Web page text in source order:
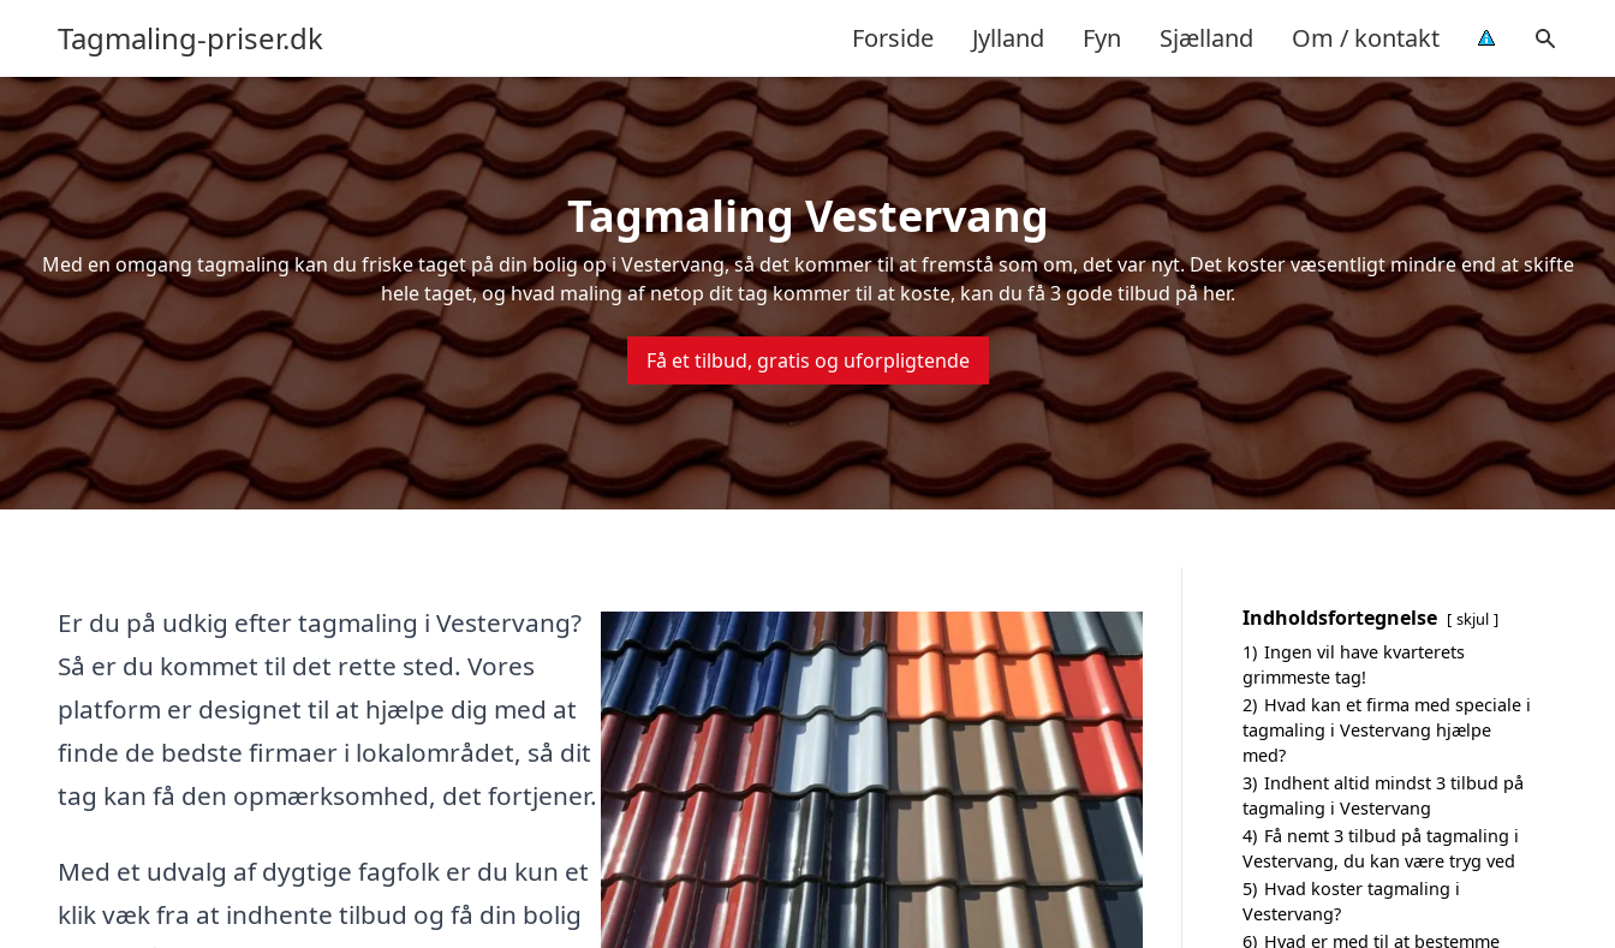
Tagmaling-priser.dk Forside Jylland Fyn Sjælland Om / kontakt
Tagmaling Vestervang
Med en omgang tagmaling kan du friske taget på din bolig op i Vestervang, så det kommer til at fremstå som om, det var nyt. Det koster væsentligt mindre end at skifte
hele taget, og hvad maling af netop dit tag kommer til at koste, kan du få 3 gode tilbud på her.
Få et tilbud, gratis og uforpligtende
Er du på udkig efter tagmaling i Vestervang?
Så er du kommet til det rette sted. Vores
platform er designet til at hjælpe dig med at
finde de bedste firmaer i lokalområdet, så dit
tag kan få den opmærksomhed, det fortjener.
Med et udvalg af dygtige fagfolk er du kun et
klik væk fra at indhente tilbud og få din bolig
Indholdsfortegnelse skjul
1) Ingen vil have kvarterets
grimmeste tag!
2) Hvad kan et firma med speciale i
tagmaling i Vestervang hjælpe
med?
3) Indhent altid mindst 3 tilbud på
tagmaling i Vestervang
4) Få nemt 3 tilbud på tagmaling i
Vestervang, du kan være tryg ved
5) Hvad koster tagmaling i
Vestervang?
6) Hvad er med til at bestemme